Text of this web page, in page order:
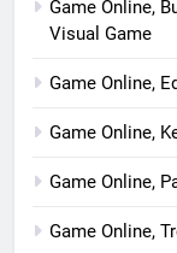
Game Online,
Visual Game
Game Online,
Game Online,
Game Online,
Game Online,